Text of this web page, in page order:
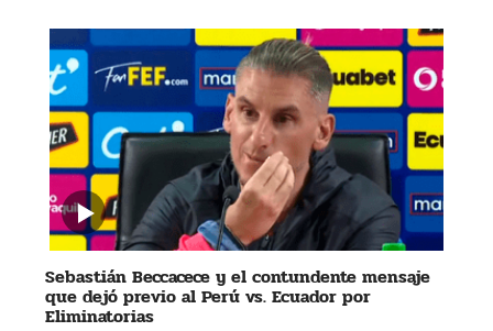
Sebastián Beccacece y el contundente mensaje
que dejó previo al Perú vs. Ecuador por
Eliminatorias